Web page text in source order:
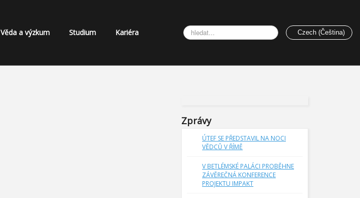
Věda a výzkum Studium Kariéra Vyhledávání... Czech (Čeština)
Zprávy
ÚTEF SE PŘEDSTAVIL NA NOCI
VĚDCŮ V ŘÍMĚ
V BETLÉMSKÉ PALÁCI PROBĚHNE
ZÁVĚREČNÁ KONFERENCE
PROJEKTU IMPAKT